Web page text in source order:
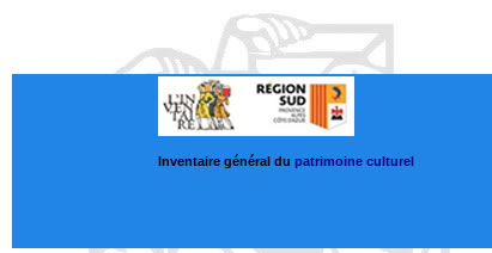
Inventaire général du patrimoine culturel